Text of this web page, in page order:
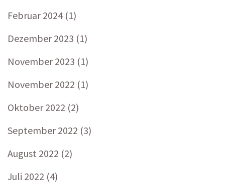
Februar 2024 (1)
Dezember 2023 (1)
November 2023 (1)
November 2022 (1)
Oktober 2022 (2)
September 2022 (3)
August 2022 (2)
Juli 2022 (4)